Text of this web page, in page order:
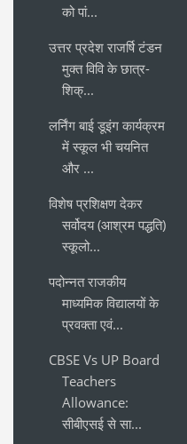
को पां...
उत्तर प्रदेश राजर्षि टंडन
मुक्त विवि के छात्र-
शिक्...
लर्निंग बाई डूइंग कार्यक्रम
में स्कूल भी चयनित
और ...
विशेष प्रशिक्षण देकर
सर्वोदय (आश्रम पद्धति)
स्कूलो...
पदोन्नत राजकीय
माध्यमिक विद्यालयों के
प्रवक्ता एवं...
CBSE Vs UP Board
Teachers
Allowance:
सीबीएसई से सा...